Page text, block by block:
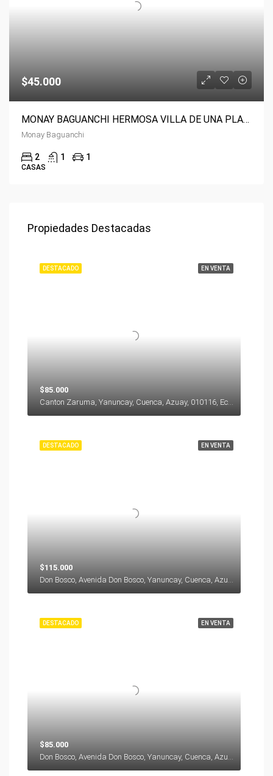
$45.000
MONAY BAGUANCHI HERMOSA VILLA DE UNA PLANTA EN VENTA A 7 MINUTOS DEL REDONDEL IESS
Monay Baguanchi
2 1 1
CASAS
Propiedades Destacadas
EN VENTA
DESTACADO
$85.000
Canton Zaruma, Yanuncay, Cuenca, Azuay, 010116, Ecuador
EN VENTA
DESTACADO
$115.000
EN VENTA
DESTACADO
$85.000
Don Bosco, Avenida Don Bosco, Yanuncay, Cuenca, Azuay, 000000, Ecuador